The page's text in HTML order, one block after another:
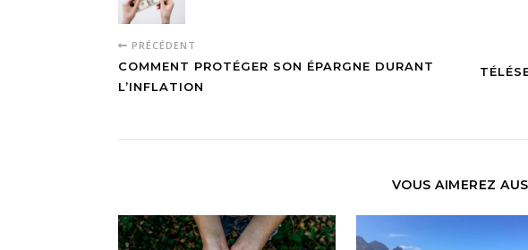
PRÉCÉDENT
COMMENT PROTÉGER SON ÉPARGNE DURANT
L’INFLATION
VOUS AIMEREZ